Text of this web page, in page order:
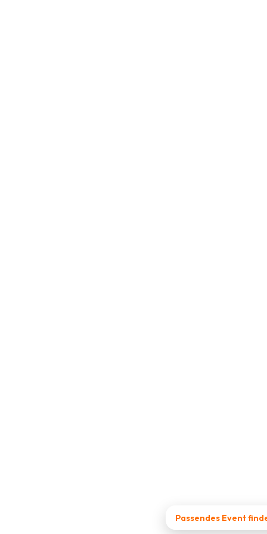
Passendes Event